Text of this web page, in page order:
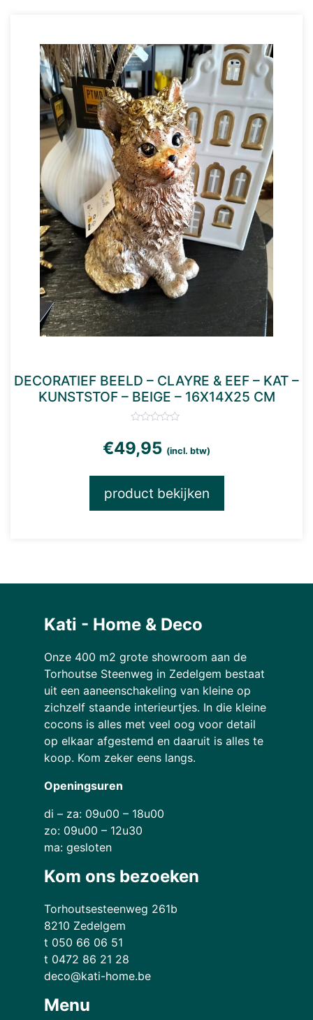
DECORATIEF BEELD – CLAYRE & EEF – KAT –
KUNSTSTOF – BEIGE – 16X14X25 CM
€49,95 (incl. btw)
product bekijken
Kati - Home & Deco
Onze 400 m2 grote showroom aan de
Torhoutse Steenweg in Zedelgem bestaat
uit een aaneenschakeling van kleine op
zichzelf staande interieurtjes. In die kleine
cocons is alles met veel oog voor detail
op elkaar afgestemd en daaruit is alles te
koop. Kom zeker eens langs.
Openingsuren
di – za: 09u00 – 18u00
zo: 09u00 – 12u30
ma: gesloten
Kom ons bezoeken
Torhoutsesteenweg 261b
8210 Zedelgem
t 050 66 06 51
t 0472 86 21 28
deco@kati-home.be
Menu